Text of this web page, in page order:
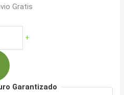
Gratis
+
Garantizado